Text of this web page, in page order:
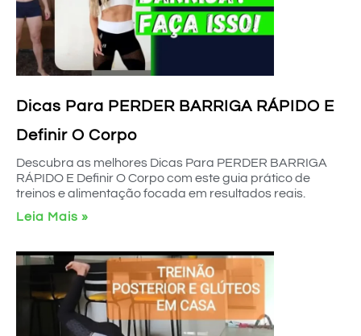
Dicas Para PERDER BARRIGA RÁPIDO E
Definir O Corpo
Descubra as melhores Dicas Para PERDER BARRIGA
RÁPIDO E Definir O Corpo com este guia prático de
treinos e alimentação focada em resultados reais.
Leia Mais »